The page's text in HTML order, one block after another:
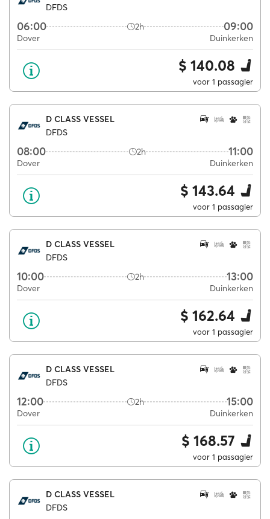
DFDS
06:00 2h 09:00
Dover Duinkerken
$ 140.08
voor 1 passagier
D CLASS VESSEL
DFDS
08:00 2h 11:00
Dover Duinkerken
$ 143.64
voor 1 passagier
D CLASS VESSEL
DFDS
10:00 2h 13:00
Dover Duinkerken
$ 162.64
voor 1 passagier
D CLASS VESSEL
DFDS
12:00 2h 15:00
Dover Duinkerken
$ 168.57
voor 1 passagier
D CLASS VESSEL
DFDS